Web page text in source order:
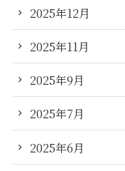
2025年12月
2025年11月
2025年9月
2025年7月
2025年6月